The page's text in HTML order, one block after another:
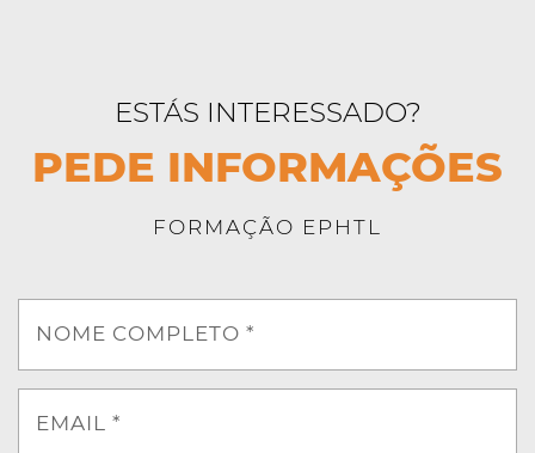
ESTÁS INTERESSADO?
PEDE INFORMAÇÕES
FORMAÇÃO EPHTL
NOME COMPLETO *
EMAIL *